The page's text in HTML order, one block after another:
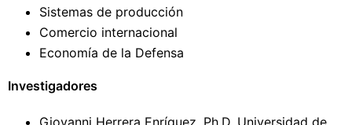
Sistemas de producción
Comercio internacional
Economía de la Defensa
Investigadores
Giovanni Herrera Enríquez, Ph.D. Universidad de